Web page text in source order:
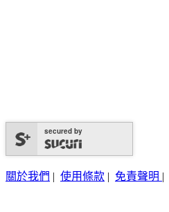
secured by
關於我們 | 使用條款 | 免責聲明 |